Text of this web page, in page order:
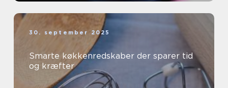
30. september 2025
Smarte køkkenredskaber der sparer tid
og kræfter